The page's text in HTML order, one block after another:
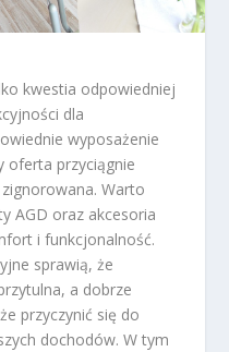
kwestia odpowiedniej
dla
wyposażenie
oferta przyciągnie
Warto
AGD oraz akcesoria
i funkcjonalność.
sprawią, że
a dobrze
przyczynić się do
dochodów. W tym